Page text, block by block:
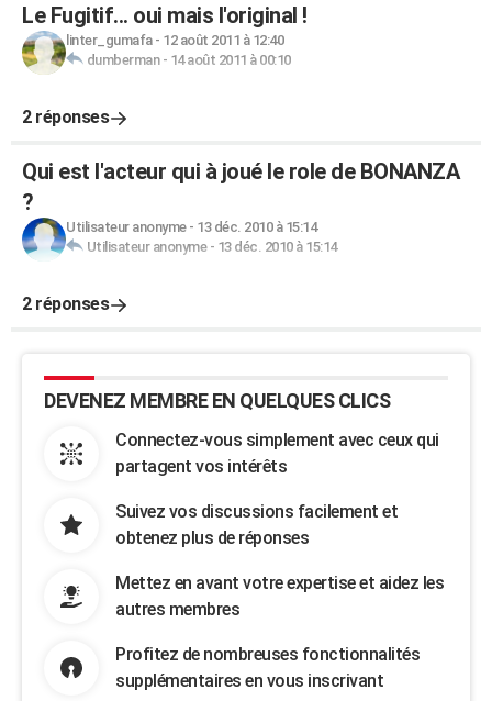
Le Fugitif... oui mais l'original !
linter_gumafa- 12 août 2011 à 12:40
dumberman- 14 août 2011 à 00:10
2 réponses
Qui est l'acteur qui à joué le role de BONANZA
?
Utilisateur anonyme- 13 déc. 2010 à 15:14
Utilisateur anonyme- 13 déc. 2010 à 15:14
2 réponses
DEVENEZ MEMBRE EN QUELQUES CLICS
Connectez-vous simplement avec ceux qui
partagent vos intérêts
Suivez vos discussions facilement et
obtenez plus de réponses
Mettez en avant votre expertise et aidez les
autres membres
Profitez de nombreuses fonctionnalités
supplémentaires en vous inscrivant